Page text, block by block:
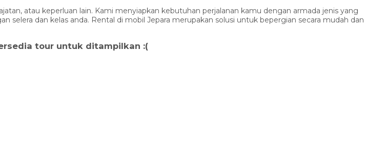
atau keperluan lain. Kami menyiapkan kebutuhan perjalanan kamu dengan armada jenis yang
selera dan kelas anda. Rental di mobil Jepara merupakan solusi untuk bepergian secara mudah dan
tour untuk ditampilkan :(